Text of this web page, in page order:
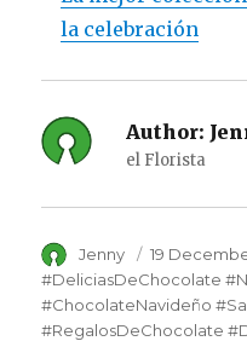
la celebración
Author:
el Florista
Author
Jenny
Posted
on
19
#DeliciasDeChocolate
#ChocolateNavideño
#RegalosDeChocolate